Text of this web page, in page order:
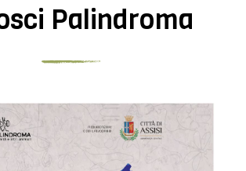
Palindroma